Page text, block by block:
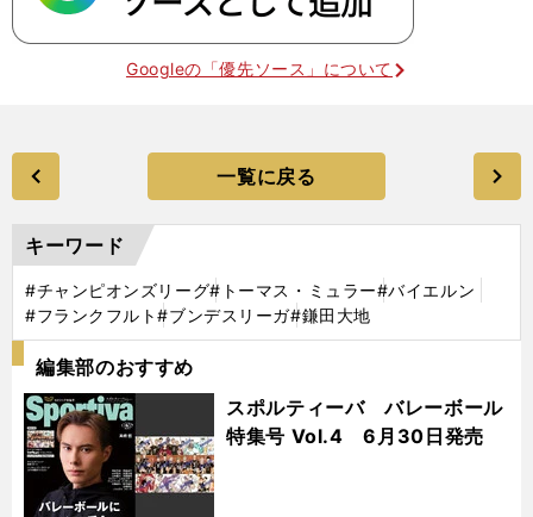
Googleの「優先ソース」について
一覧に戻る
キーワード
#チャンピオンズリーグ#トーマス・ミュラー#バイエルン
#フランクフルト#ブンデスリーガ#鎌田大地
編集部のおすすめ
スポルティーバ バレーボール
特集号 Vol.4 6月30日発売